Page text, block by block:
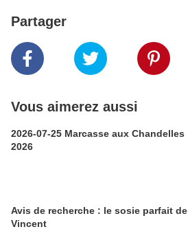
Partager
Vous aimerez aussi
2026-07-25 Marcasse aux Chandelles
2026
Avis de recherche : le sosie parfait de
Vincent